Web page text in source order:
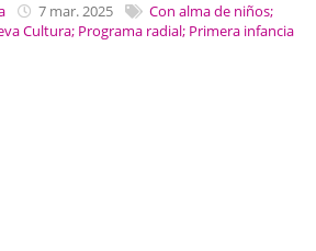
7 mar. 2025
Con alma de niños;
Cultura; Programa radial; Primera infancia